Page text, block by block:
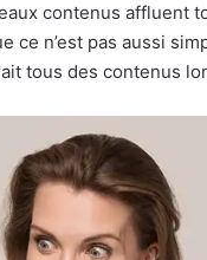
contenus affluent
ce n’est pas aussi
tous des contenus